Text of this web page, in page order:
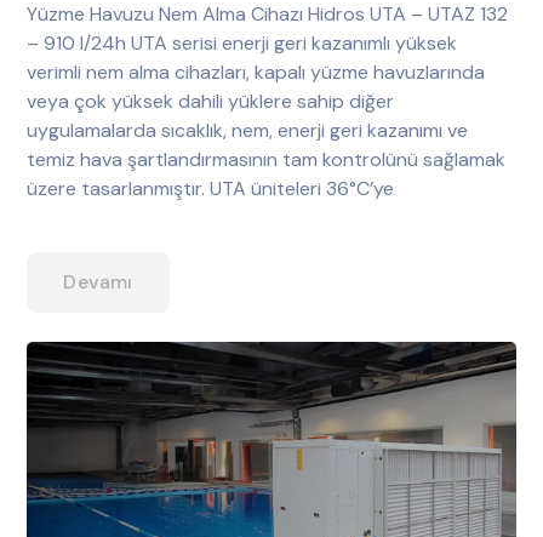
Yüzme Havuzu Nem Alma Cihazı Hidros UTA – UTAZ 132
– 910 l/24h UTA serisi enerji geri kazanımlı yüksek
verimli nem alma cihazları, kapalı yüzme havuzlarında
veya çok yüksek dahili yüklere sahip diğer
uygulamalarda sıcaklık, nem, enerji geri kazanımı ve
temiz hava şartlandırmasının tam kontrolünü sağlamak
üzere tasarlanmıştır. UTA üniteleri 36°C’ye
Devamı